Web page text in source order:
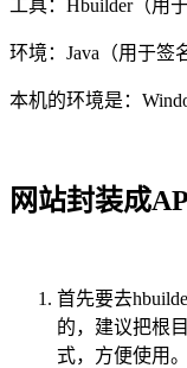
工具：Hbuilder（用于
环境：Java（用于签
本机的环境是：
网站封装成
首先要去
的，建议把根
式，方便使用。